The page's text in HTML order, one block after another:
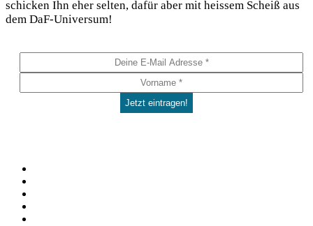
auf.
Die
der
schi­cken Ihn eher sel­ten, dafür aber mit heis­sem Scheiß aus
dem DaF-Universum!